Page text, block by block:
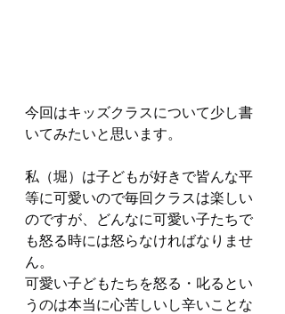
今回はキッズクラスについて少し書
いてみたいと思います。
私（堀）は子どもが好きで皆んな平
等に可愛いので毎回クラスは楽しい
のですが、どんなに可愛い子たちで
も怒る時には怒らなければなりませ
ん。
可愛い子どもたちを怒る・叱るとい
うのは本当に心苦しいし辛いことな